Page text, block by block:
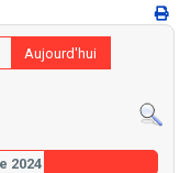
Aujourd'hui
2024